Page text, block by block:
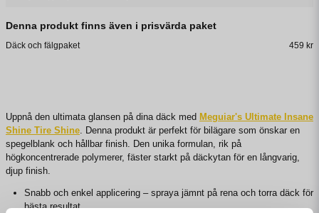
Denna produkt finns även i prisvärda paket
Däck och fälgpaket 459 kr
Uppnå den ultimata glansen på dina däck med Meguiar's Ultimate Insane
Shine Tire Shine . Denna produkt är perfekt för bilägare som önskar en
spegelblank och hållbar finish. Den unika formulan, rik på
högkoncentrerade polymerer, fäster starkt på däckytan för en långvarig,
djup finish.
Snabb och enkel applicering – spraya jämnt på rena och torra däck för
bästa resultat.